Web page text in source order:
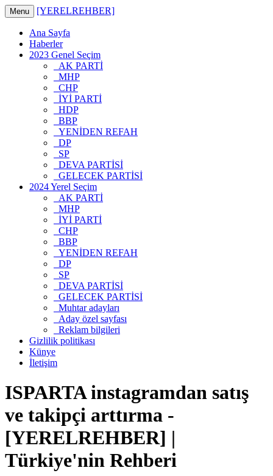
Menu [YERELREHBER]
Ana Sayfa
Haberler
2023 Genel Seçim
AK PARTİ
MHP
CHP
İYİ PARTİ
HDP
BBP
YENİDEN REFAH
DP
SP
DEVA PARTİSİ
GELECEK PARTİSİ
2024 Yerel Seçim
AK PARTİ
MHP
İYİ PARTİ
CHP
BBP
YENİDEN REFAH
DP
SP
DEVA PARTİSİ
GELECEK PARTİSİ
Muhtar adayları
Aday özel sayfası
Reklam bilgileri
Gizlilik politikası
Künye
İletişim
ISPARTA instagramdan satış
ve takipçi arttırma -
[YERELREHBER] |
Türkiye'nin Rehberi